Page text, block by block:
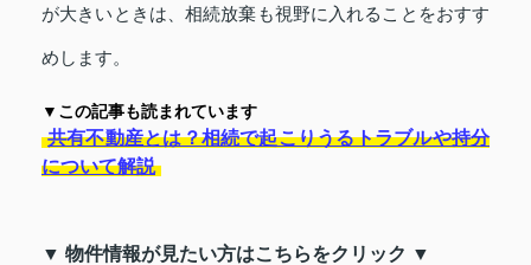
が大きいときは、相続放棄も視野に入れることをおすす
めします。
▼この記事も読まれています
共有不動産とは？相続で起こりうるトラブルや持分
について解説
▼ 物件情報が見たい方はこちらをクリック ▼